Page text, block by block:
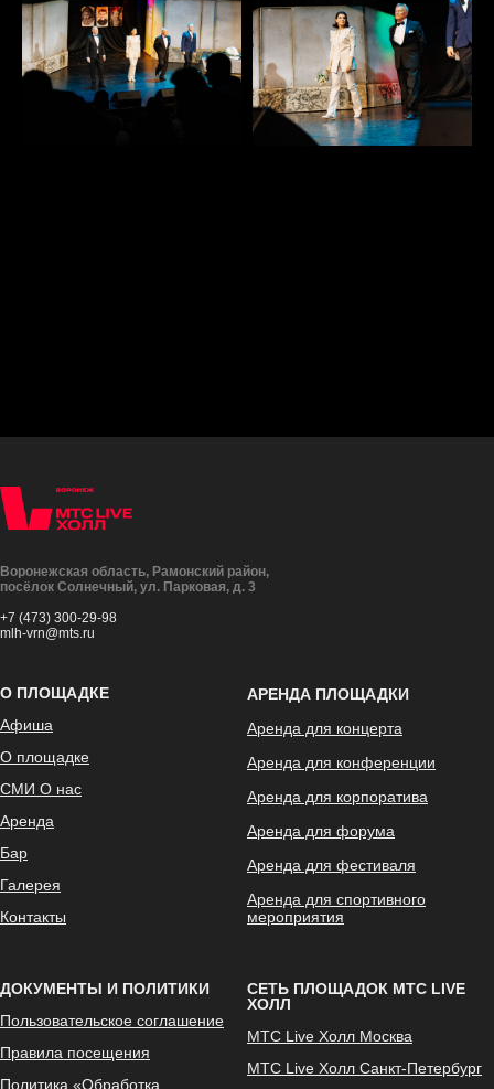
Воронежская область, Рамонский район,
посёлок Солнечный, ул. Парковая, д. 3
+7 (473) 300-29-98
mlh-vrn@mts.ru
О ПЛОЩАДКЕ
Афиша
О площадке
СМИ О нас
Аренда
Бар
Галерея
Контакты
АРЕНДА ПЛОЩАДКИ
Аренда для концерта
Аренда для конференции
Аренда для корпоратива
Аренда для форума
Аренда для фестиваля
Аренда для спортивного
мероприятия
ДОКУМЕНТЫ И ПОЛИТИКИ
Пользовательское соглашение
Правила посещения
Политика «Обработка
СЕТЬ ПЛОЩАДОК МТС LIVE
ХОЛЛ
МТС Live Холл Москва
МТС Live Холл Санкт-Петербург